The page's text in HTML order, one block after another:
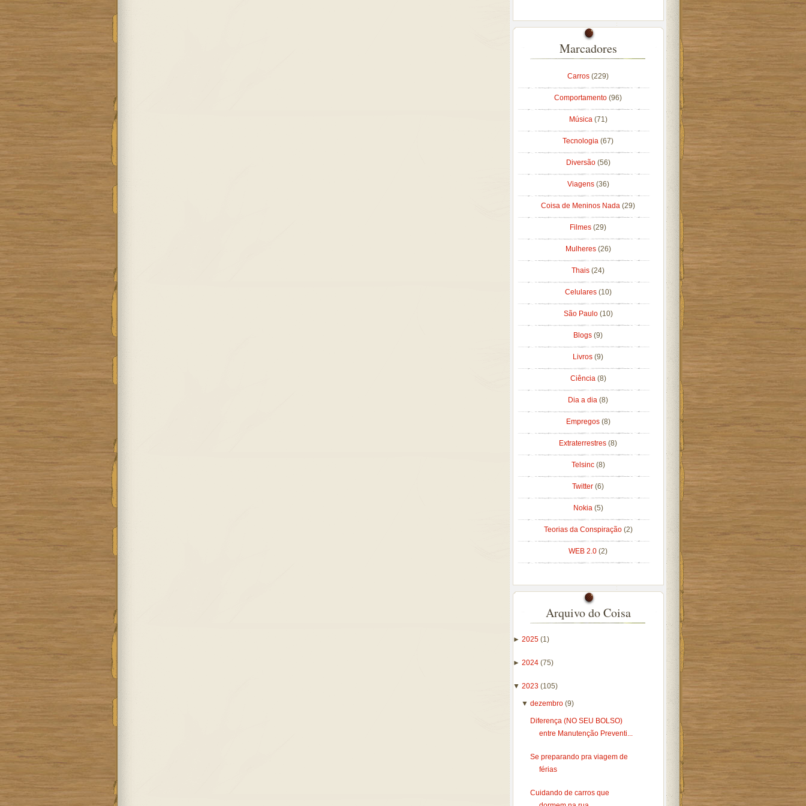
Marcadores
Carros (229)
Comportamento (96)
Música (71)
Tecnologia (67)
Diversão (56)
Viagens (36)
Coisa de Meninos Nada (29)
Filmes (29)
Mulheres (26)
Thais (24)
Celulares (10)
São Paulo (10)
Blogs (9)
Livros (9)
Ciência (8)
Dia a dia (8)
Empregos (8)
Extraterrestres (8)
Telsinc (8)
Twitter (6)
Nokia (5)
Teorias da Conspiração (2)
WEB 2.0 (2)
Arquivo do Coisa
► 2025 (1)
► 2024 (75)
▼ 2023 (105)
▼ dezembro (9)
Diferença (NO SEU BOLSO)
entre Manutenção Preventi...
Se preparando pra viagem de
férias
Cuidando de carros que